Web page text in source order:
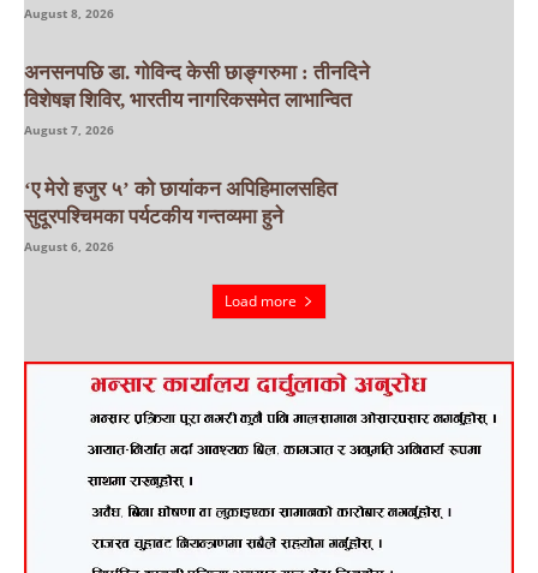
August 8, 2026
अनसनपछि डा. गोविन्द केसी छाङ्गरुमा : तीनदिने
विशेषज्ञ शिविर, भारतीय नागरिकसमेत लाभान्वित
August 7, 2026
‘ए मेरो हजुर ५’ को छायांकन अपिहिमालसहित
सुदूरपश्चिमका पर्यटकीय गन्तव्यमा हुने
August 6, 2026
Load more